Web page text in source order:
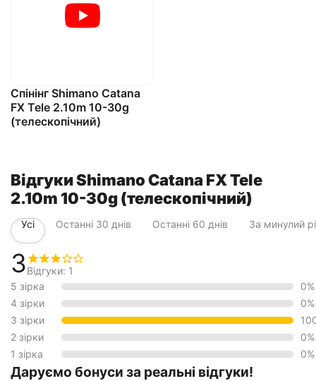
Спінінг Shimano Catana
FX Tele 2.10m 10-30g
(телескопічний)
Відгуки Shimano Catana FX Tele
2.10m 10-30g (телескопічний)
3Відгуки: 1
5 зірка
0%
4 зірки
0%
3 зірки
2 зірки
0%
1 зірка
0%
Даруємо бонуси за реальні відгуки!
Усі Останні 30 днів Останні 60 днів За минулий